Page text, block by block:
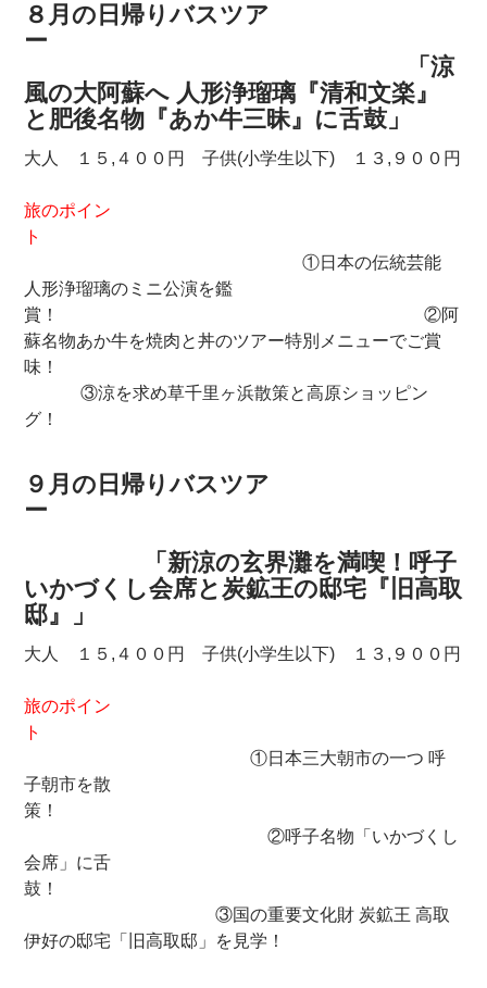
８月の日帰りバスツア
ー
「涼
風の大阿蘇へ 人形浄瑠璃『清和文楽』
と肥後名物『あか牛三昧』に舌鼓」
大人 １５,４００円 子供(小学生以下) １３,９００円
旅のポイン
ト
①日本の伝統芸能
人形浄瑠璃のミニ公演を鑑
賞！ ②阿
蘇名物あか牛を焼肉と丼のツアー特別メニューでご賞
味！
③涼を求め草千里ヶ浜散策と高原ショッピン
グ！
９月の日帰りバスツア
ー
「新涼の玄界灘を満喫！呼子
いかづくし会席と炭鉱王の邸宅『旧高取
邸』」
大人 １５,４００円 子供(小学生以下) １３,９００円
旅のポイン
ト
①日本三大朝市の一つ 呼
子朝市を散
策！
②呼子名物「いかづくし
会席」に舌
鼓！
③国の重要文化財 炭鉱王 高取
伊好の邸宅「旧高取邸」を見学！